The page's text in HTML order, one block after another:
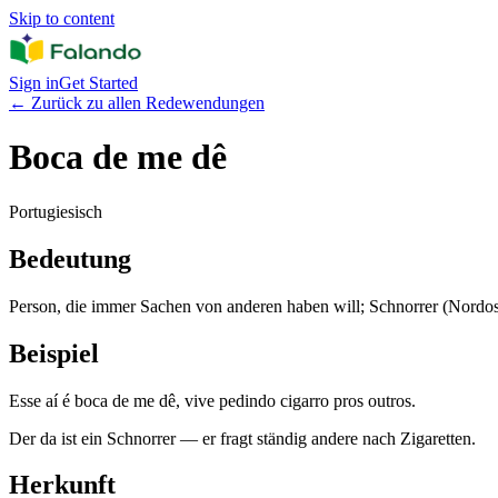
Skip to content
Sign inGet Started
← Zurück zu allen Redewendungen
Boca de me dê
Portugiesisch
Bedeutung
Person, die immer Sachen von anderen haben will; Schnorrer
Beispiel
Esse aí é boca de me dê, vive pedindo cigarro pros outros.
Der da ist ein Schnorrer — er fragt ständig andere nach Zigaretten.
Herkunft